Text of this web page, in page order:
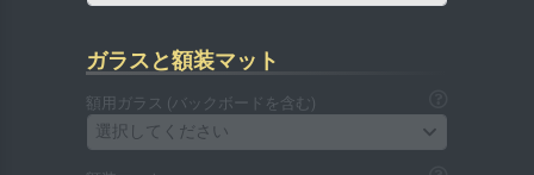
ガラスと額装マット
額用ガラス (バックボードを含む)
選択してください